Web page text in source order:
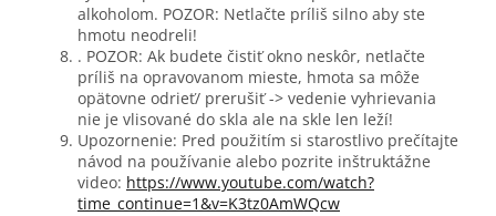
alkoholom. POZOR: Netlačte príliš silno aby ste
hmotu neodreli!
. POZOR: Ak budete čistiť okno neskôr, netlačte
príliš na opravovanom mieste, hmota sa môže
opätovne odrieť/ prerušiť -> vedenie vyhrievania
nie je vlisované do skla ale na skle len leží!
Upozornenie: Pred použitím si starostlivo prečítajte
návod na používanie alebo pozrite inštruktážne
video: https://www.youtube.com/watch?
time_continue=1&v=K3tz0AmWQcw